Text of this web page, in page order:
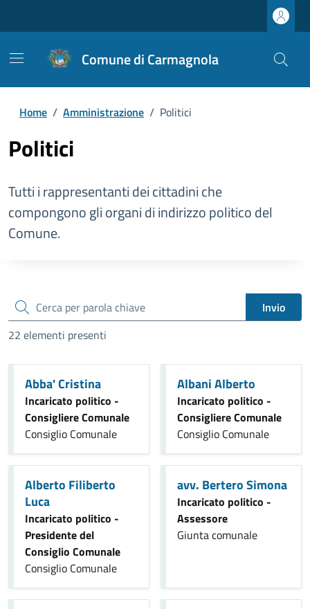
Comune di Carmagnola
Home / Amministrazione / Politici
Politici
Tutti i rappresentanti dei cittadini che
compongono gli organi di indirizzo politico del
Comune.
cerca
Invio
22 elementi presenti
Abba' Cristina
Incaricato politico -
Consigliere Comunale
Consiglio Comunale
Albani Alberto
Incaricato politico -
Consigliere Comunale
Consiglio Comunale
Alberto Filiberto
Luca
Incaricato politico -
Presidente del
Consiglio Comunale
Consiglio Comunale
avv. Bertero Simona
Incaricato politico -
Assessore
Giunta comunale